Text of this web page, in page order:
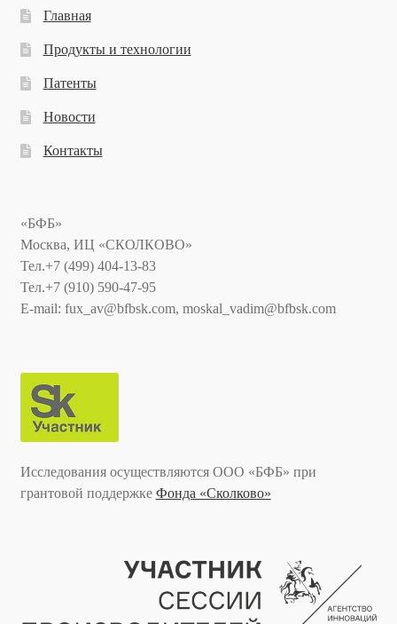
Главная
Продукты и технологии
Патенты
Новости
Контакты
«БФБ»
Москва, ИЦ «СКОЛКОВО»
Тел.+7 (499) 404-13-83
Тел.+7 (910) 590-47-95
E-mail: fux_av@bfbsk.com, moskal_vadim@bfbsk.com
Исследования осуществляются ООО «БФБ» при
грантовой поддержке Фонда «Сколково»